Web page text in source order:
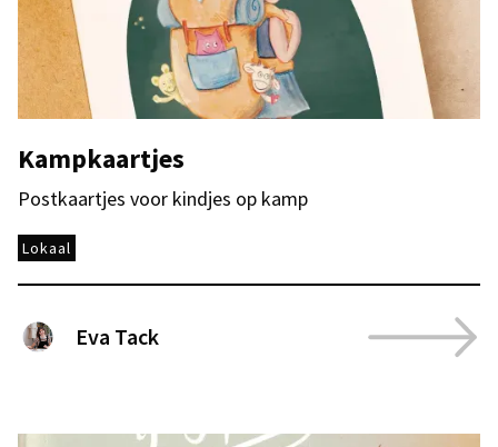
Kampkaartjes
Postkaartjes voor kindjes op kamp
Lokaal
Eva Tack